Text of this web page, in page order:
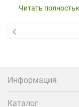
шале понимают,
вернуться и
проектора.
Читать
Информация
Каталог